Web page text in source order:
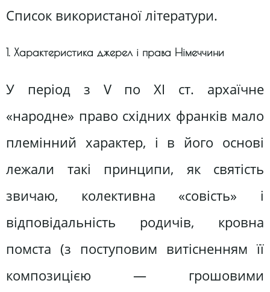
Список використаної літератури.
1. Характеристика джерел і права Німеччини
У період з V по XI ст. архаїчне
«народне» право східних франків мало
племінний характер, і в його основі
лежали такі принципи, як святість
звичаю, колективна «совість» і
відповідальність родичів, кровна
помста (з поступовим витісненням її
композицією — грошовими